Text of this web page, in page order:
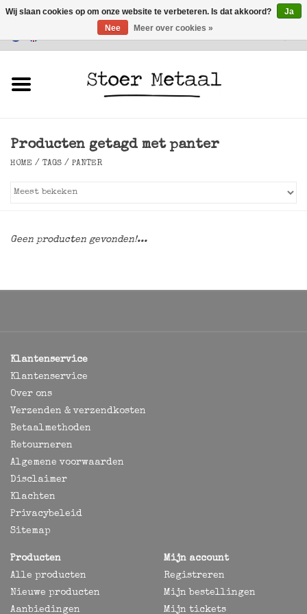
Klantenservice
Verlichting
Producten getagd met panter
HOME / TAGS / PANTER
Geen producten gevonden!...
Klantenservice
Klantenservice
Over ons
Verzenden & verzendkosten
Betaalmethoden
Retourneren
Algemene voorwaarden
Disclaimer
Klachten
Privacybeleid
Sitemap
Producten
Alle producten
Nieuwe producten
Aanbiedingen
Mijn account
Registreren
Mijn bestellingen
Mijn tickets
Wij slaan cookies op om onze website te verbeteren. Is dat akkoord?
Ja
Nee
Meer over cookies »